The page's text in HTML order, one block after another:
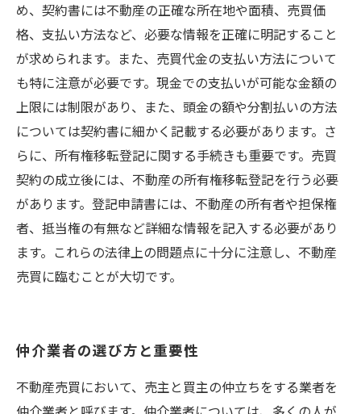
め、契約書には不動産の正確な所在地や面積、売買価
格、支払い方法など、必要な情報を正確に明記すること
が求められます。また、売買代金の支払い方法について
も特に注意が必要です。現金での支払いが可能な金額の
上限には制限があり、また、頭金の額や分割払いの方法
については契約書に細かく記載する必要があります。さ
らに、所有権移転登記に関する手続きも重要です。売買
契約の成立後には、不動産の所有権移転登記を行う必要
があります。登記申請書には、不動産の所有者や担保権
者、抵当権の有無など詳細な情報を記入する必要があり
ます。これらの法律上の問題点に十分に注意し、不動産
売買に臨むことが大切です。
仲介業者の選び方と重要性
不動産売買において、売主と買主の仲立ちをする業者を